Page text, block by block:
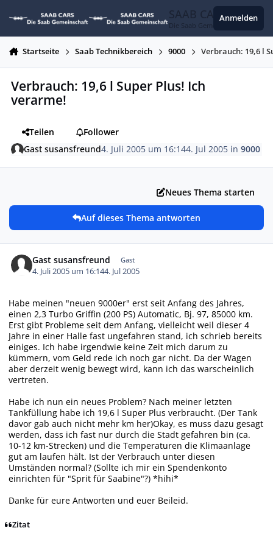
SAAB CARS
Die Saab Gemeinschaft
Anmelden
Startseite Saab Technikbereich 9000 Verbrauch: 19,6 l
Verbrauch: 19,6 l Super Plus! Ich
verarme!
Teilen
Follower
Gast susansfreund4. Juli 2005 um 16:144. Jul 2005 in9000
Neues Thema starten
Auf dieses Thema antworten
Gast susansfreund Gast
4. Juli 2005 um 16:144. Jul 2005
Habe meinen "neuen 9000er" erst seit Anfang des Jahres,
einen 2,3 Turbo Griffin (200 PS) Automatic, Bj. 97, 85000 km.
Erst gibt Probleme seit dem Anfang, vielleicht weil dieser 4
Jahre in einer Halle fast ungefahren stand, ich schrieb bereits
einiges. Ich habe irgendwie keine Zeit mich darum zu
kümmern, vom Geld rede ich noch gar nicht. Da der Wagen
aber derzeit wenig bewegt wird, kann ich das warscheinlich
vertreten.
Habe ich nun ein neues Problem? Nach meiner letzten
Tankfüllung habe ich 19,6 l Super Plus verbraucht. (Der Tank
davor gab auch nicht mehr km her)Okay, es muss dazu gesagt
werden, dass ich fast nur durch die Stadt gefahren bin (ca.
10-12 km-Strecken) und die Temperaturen die Klimaanlage
gut am laufen hält. Ist der Verbrauch unter diesen
Umständen normal? (Sollte ich mir ein Spendenkonto
einrichten für "Sprit für Saabine"?) *hihi*
Danke für eure Antworten und euer Beileid.
Zitat